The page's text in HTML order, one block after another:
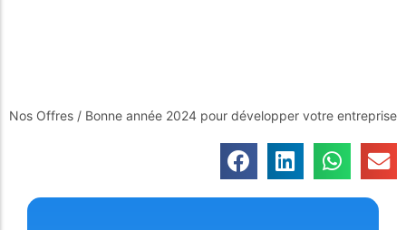
Nos Offres / Bonne année 2024 pour développer votre entreprise